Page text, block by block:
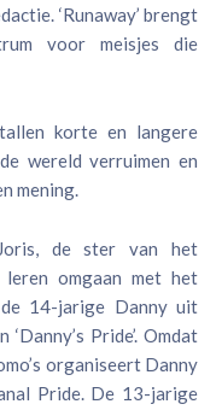
‘Runaway’ brengt
voor meisjes die
korte en langere
wereld verruimen en
mening.
de ster van het
leren omgaan met het
14-jarige Danny uit
Pride’. Omdat
organiseert Danny
Pride. De 13-jarige